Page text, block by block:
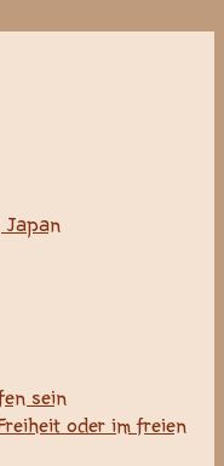
Japan
sein
oder im freien